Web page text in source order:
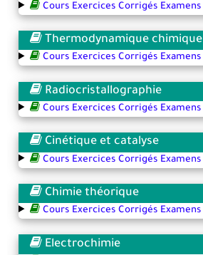
Cours Exercices Corrigés Examens
Thermodynamique chimique
Cours Exercices Corrigés Examens
Radiocristallographie
Cours Exercices Corrigés Examens
Cinétique et catalyse
Cours Exercices Corrigés Examens
Chimie théorique
Cours Exercices Corrigés Examens
Electrochimie